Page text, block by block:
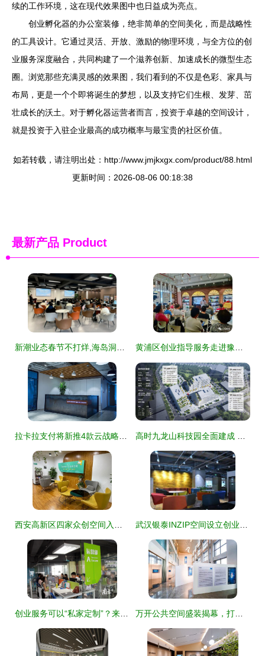
续的工作环境，这在现代效果图中也日益成为亮点。
创业孵化器的办公室装修，绝非简单的空间美化，而是战略性
的工具设计。它通过灵活、开放、激励的物理环境，与全方位的创
业服务深度融合，共同构建了一个滋养创新、加速成长的微型生态
圈。浏览那些充满灵感的效果图，我们看到的不仅是色彩、家具与
布局，更是一个个即将诞生的梦想，以及支持它们生根、发芽、茁
壮成长的沃土。对于孵化器运营者而言，投资于卓越的空间设计，
就是投资于入驻企业最高的成功概率与最宝贵的社区价值。
如若转载，请注明出处：http://www.jmjkxgx.com/product/88.html
更新时间：2026-08-06 00:18:38
最新产品 Product